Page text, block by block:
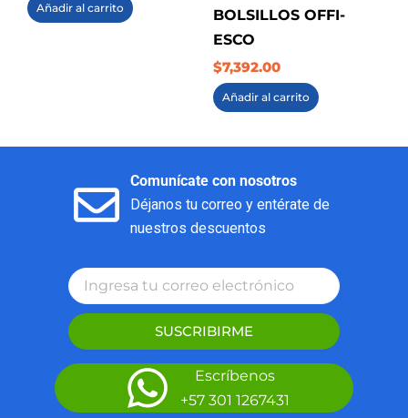
Añadir al carrito
BOLSILLOS OFFI-
ESCO
$7,392.00
Añadir al carrito
Comunícate con nosotros
Déjanos tu correo y entérate de
nuestros descuentos
SUSCRIBIRME
Escríbenos
+57 301 1267431